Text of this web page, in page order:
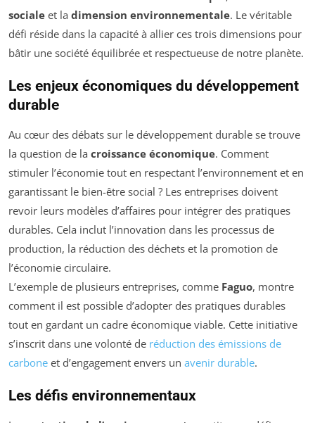
sociale et la dimension environnementale. Le véritable
défi réside dans la capacité à allier ces trois dimensions pour
bâtir une société équilibrée et respectueuse de notre planète.
Les enjeux économiques du développement
durable
Au cœur des débats sur le développement durable se trouve
la question de la croissance économique. Comment
stimuler l’économie tout en respectant l’environnement et en
garantissant le bien-être social ? Les entreprises doivent
revoir leurs modèles d’affaires pour intégrer des pratiques
durables. Cela inclut l’innovation dans les processus de
production, la réduction des déchets et la promotion de
l’économie circulaire.
L’exemple de plusieurs entreprises, comme Faguo, montre
comment il est possible d’adopter des pratiques durables
tout en gardant un cadre économique viable. Cette initiative
s’inscrit dans une volonté de réduction des émissions de
carbone et d’engagement envers un avenir durable.
Les défis environnementaux